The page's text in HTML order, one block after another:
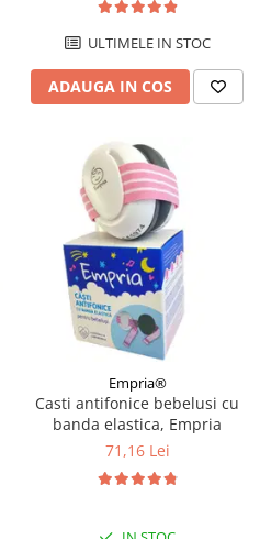
ULTIMELE IN STOC
ADAUGA IN COS
Empria®
Casti antifonice bebelusi cu
banda elastica, Empria
71,16 Lei